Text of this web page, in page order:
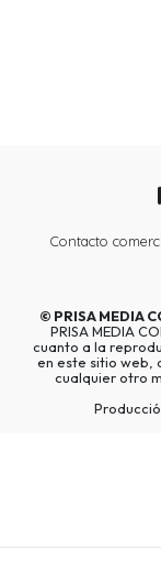
Contacto
© PRISA MEDIA
PRISA MEDIA
cuanto a la
en este sitio web,
cualquier otro